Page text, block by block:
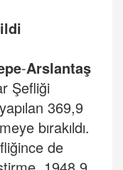
-Arslantaş
Şefliği
369,9
bırakıldı.
de